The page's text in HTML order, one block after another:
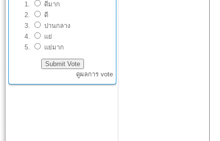
ดีมาก
ดี
ปานกลาง
แย่
แย่มาก
ดูผลการ vote